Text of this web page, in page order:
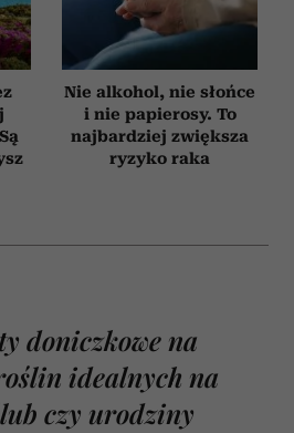
Nie alkohol, nie słońce
i nie papierosy. To
najbardziej zwiększa
ryzyko raka
doniczkowe na
idealnych na
czy urodziny